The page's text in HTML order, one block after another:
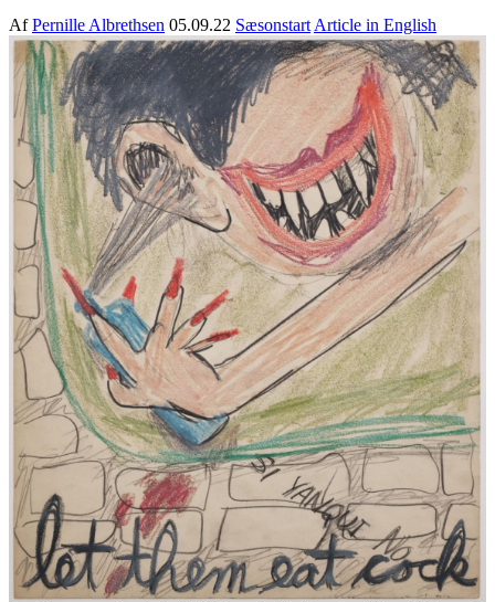
AfPernille Albrethsen 05.09.22 Sæsonstart Article in English